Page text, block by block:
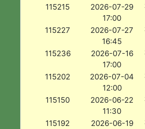
115215
2026-07-29
17:00
115227
2026-07-27
16:45
115236
2026-07-16
17:00
115202
2026-07-04
12:00
115150
2026-06-22
11:30
115192
2026-06-19